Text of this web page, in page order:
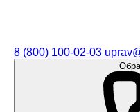
8 (800) 100-02-03